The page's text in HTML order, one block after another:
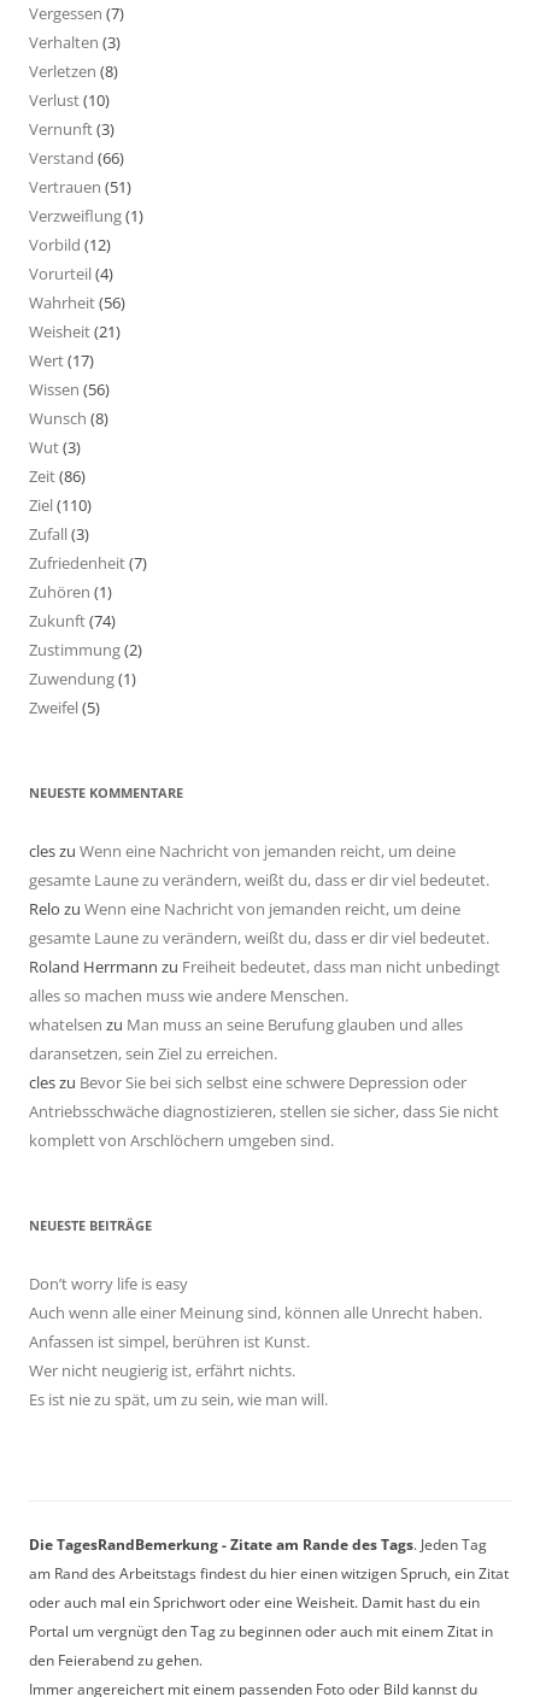
Vergessen (7)
Verhalten (3)
Verletzen (8)
Verlust(10)
Vernunft(3)
Verstand (66)
Vertrauen (51)
Verzweiflung(1)
Vorbild (12)
Vorurteil(4)
Wahrheit(56)
Weisheit(21)
Wert(17)
Wissen (56)
Wunsch (8)
Wut(3)
Zeit(86)
Ziel(110)
Zufall(3)
Zufriedenheit(7)
Zuhören (1)
Zukunft(74)
Zustimmung(2)
Zuwendung(1)
Zweifel(5)
NEUESTE KOMMENTARE
cleszu Wenn eine Nachricht von jemanden reicht, um deine
gesamte Laune zu verändern, weißt du, dass er dir viel bedeutet.
Relo zu Wenn eine Nachricht von jemanden reicht, um deine
gesamte Laune zu verändern, weißt du, dass er dir viel bedeutet.
Roland Herrmann zu Freiheit bedeutet, dass man nicht unbedingt
alles so machen muss wie andere Menschen.
whatelsen zu Man muss an seine Berufung glauben und alles
daransetzen, sein Ziel zu erreichen.
cleszu Bevor Sie bei sich selbst eine schwere Depression oder
Antriebsschwäche diagnostizieren, stellen sie sicher, dass Sie nicht
komplett von Arschlöchern umgeben sind.
NEUESTE BEITRÄGE
Don’t worry life is easy
Auch wenn alle einer Meinung sind, können alle Unrecht haben.
Anfassen ist simpel, berühren ist Kunst.
Wer nicht neugierig ist, erfährt nichts.
Es ist nie zu spät, um zu sein, wie man will.
Die TagesRandBemerkung - Zitate am Rande des Tags. Jeden Tag
am Rand des Arbeitstags findest du hier einen witzigen Spruch, ein Zitat
oder auch mal ein Sprichwort oder eine Weisheit. Damit hast du ein
Portal um vergnügt den Tag zu beginnen oder auch mit einem Zitat in
den Feierabend zu gehen.
Immer angereichert mit einem passenden Foto oder Bild kannst du